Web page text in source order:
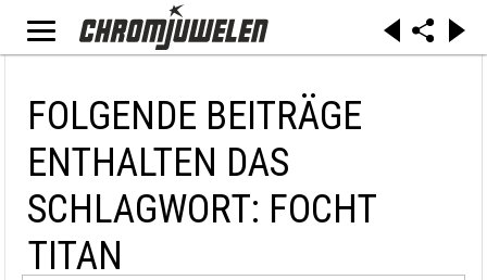
FOLGENDE BEITRÄGE
ENTHALTEN DAS
SCHLAGWORT: FOCHT
TITAN